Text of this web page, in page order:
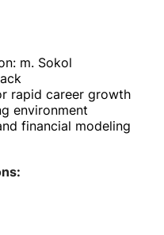
m. Sokol
rapid career growth
environment
financial modeling